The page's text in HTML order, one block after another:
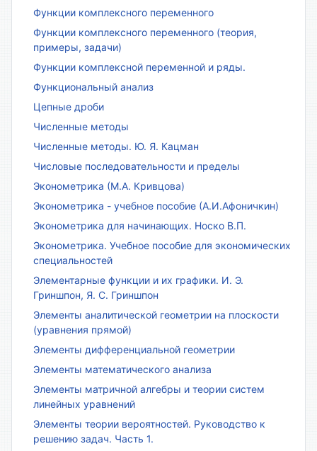
Функции комплексного переменного
Функции комплексного переменного (теория,
примеры, задачи)
Функции комплексной переменной и ряды.
Функциональный анализ
Цепные дроби
Численные методы
Численные методы. Ю. Я. Кацман
Числовые последовательности и пределы
Эконометрика (М.А. Кривцова)
Эконометрика - учебное пособие (А.И.Афоничкин)
Эконометрика для начинающих. Носко В.П.
Эконометрика. Учебное пособие для экономических
специальностей
Элементарные функции и их графики. И. Э.
Гриншпон, Я. С. Гриншпон
Элементы аналитической геометрии на плоскости
(уравнения прямой)
Элементы дифференциальной геометрии
Элементы математического анализа
Элементы матричной алгебры и теории систем
линейных уравнений
Элементы теории вероятностей. Руководство к
решению задач. Часть 1.